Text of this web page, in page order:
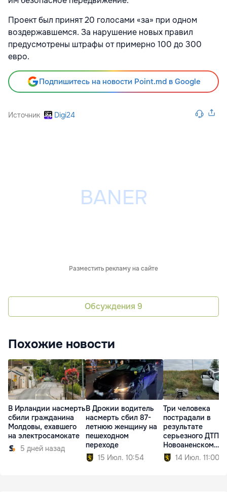
Проект был принят 20 голосами «за» при одном
воздержавшемся. За нарушение новых правил
предусмотрены штрафы от примерно 100 до 300
евро.
Подпишитесь на новости Point.md в Google
Источник Digi24
Разместить рекламу на сайте
Обсуждения 9
Похожие новости
В Ирландии насмерть
сбили гражданина
Молдовы, ехавшего
на электросамокате
5 дней назад
В Дрокии водитель
насмерть сбил 87-
летнюю женщину на
пешеходном
переходе
15 Июл. 10:54
Три человека
пострадали в
результате
серьезного ДТП в
Новоаненском
районе14 Июл. 11:00